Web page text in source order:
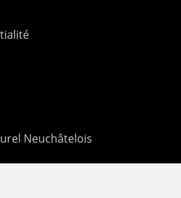
Neuchâtelois